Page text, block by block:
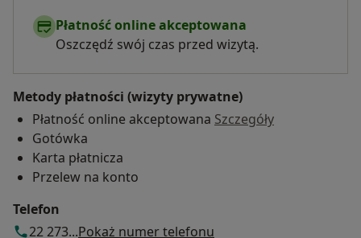
Płatność online akceptowana
Oszczędź swój czas przed wizytą.
Metody płatności (wizyty prywatne)
Płatność online akceptowana Szczegóły
Gotówka
Karta płatnicza
Przelew na konto
Telefon
22 273...Pokaż numer telefonu